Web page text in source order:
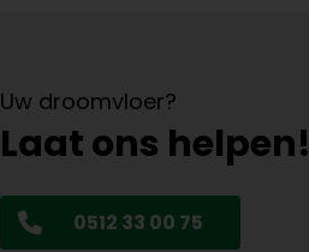
Uw droomvloer?
Laat ons helpen!
0512 33 00 75